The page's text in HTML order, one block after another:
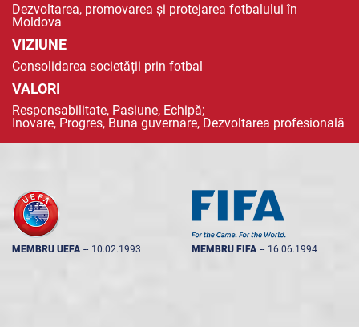
Dezvoltarea, promovarea și protejarea fotbalului în
Moldova
VIZIUNE
Consolidarea societății prin fotbal
VALORI
Responsabilitate, Pasiune, Echipă;
Inovare, Progres, Buna guvernare, Dezvoltarea profesională
MEMBRU UEFA -- 10.02.1993 MEMBRU FIFA -- 16.06.1994